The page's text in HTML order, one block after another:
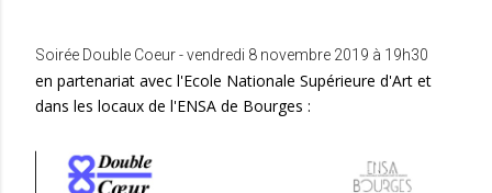
Soirée Double Coeur - vendredi 8 novembre 2019 à 19h30
en partenariat avec l'Ecole Nationale Supérieure d'Art et
dans les locaux de l'ENSA de Bourges :